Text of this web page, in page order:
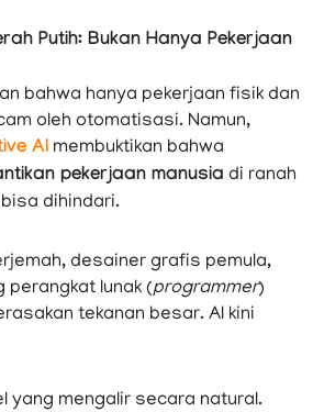
Putih: Bukan Hanya Pekerjaan
bahwa hanya pekerjaan fisik dan
oleh otomatisasi. Namun,
AI membuktikan bahwa
pekerjaan manusia di ranah
dihindari.
desainer grafis pemula,
perangkat lunak (programmer)
tekanan besar. AI kini
yang mengalir secara natural.